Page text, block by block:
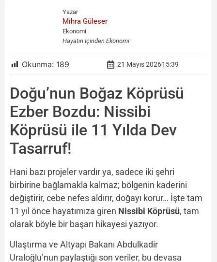
Yazar
Mihra Güleser
Ekonomi
Hayatın İçinden Ekonomi
Okunma: 189 21 Mayıs 202615:39
Doğu’nun Boğaz Köprüsü
Ezber Bozdu: Nissibi
Köprüsü ile 11 Yılda Dev
Tasarruf!
Hani bazı projeler vardır ya, sadece iki şehri
birbirine bağlamakla kalmaz; bölgenin kaderini
değiştirir, cebe nefes aldırır, doğayı korur… İşte tam
11 yıl önce hayatımıza giren Nissibi Köprüsü, tam
olarak böyle bir başarı hikayesi yazıyor.
Ulaştırma ve Altyapı Bakanı Abdulkadir
Uraloğlu’nun paylaştığı son veriler, bu devasa